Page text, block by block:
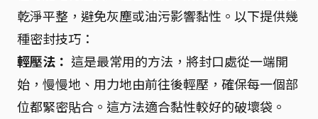
乾淨平整，避免灰塵或油污影響黏性。以下提供幾
種密封技巧：
輕壓法： 這是最常用的方法，將封口處從一端開
始，慢慢地、用力地由前往後輕壓，確保每一個部
位都緊密貼合。這方法適合黏性較好的破壞袋。